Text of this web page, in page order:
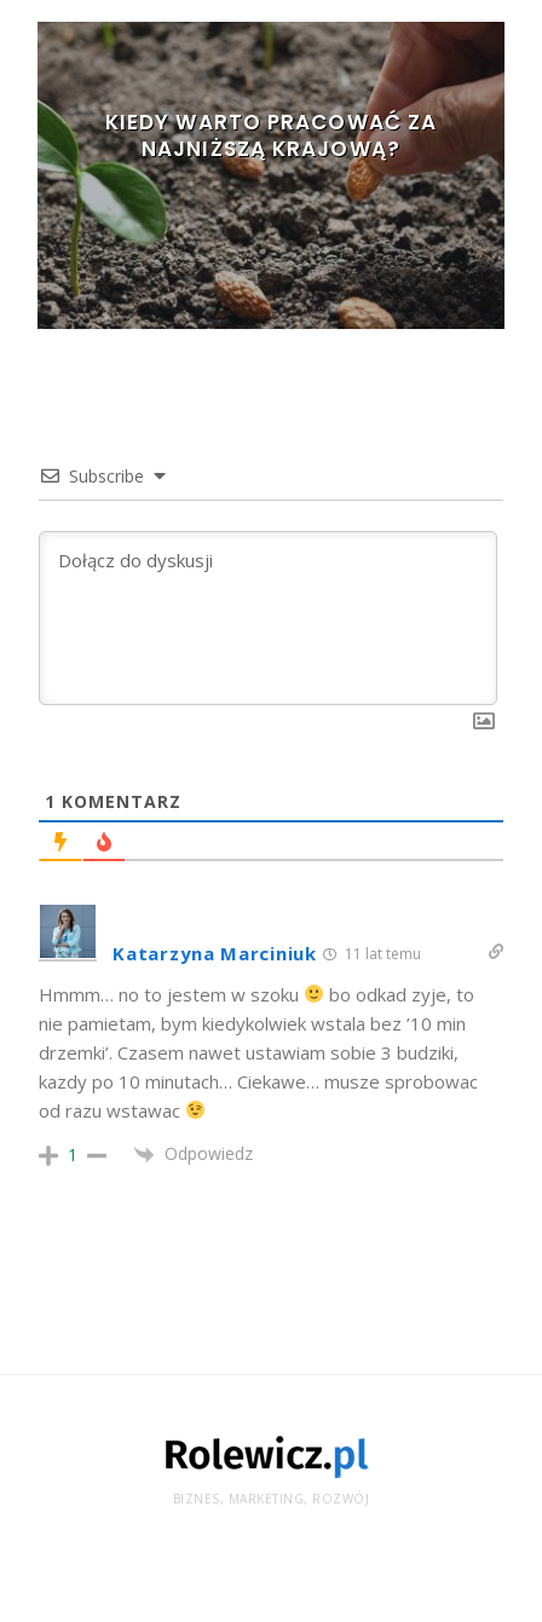
KIEDY WARTO PRACOWAĆ ZA
NAJNIŻSZĄ KRAJOWĄ?
Subscribe
1 KOMENTARZ
Katarzyna Marciniuk 11 lat temu
Hmmm… no to jestem w szoku
bo odkad zyje, to
nie pamietam, bym kiedykolwiek wstala bez ’10 min
drzemki’. Czasem nawet ustawiam sobie 3 budziki,
kazdy po 10 minutach… Ciekawe… musze sprobowac
od razu wstawac
1 Odpowiedz
BIZNES, MARKETING, ROZWÓJ